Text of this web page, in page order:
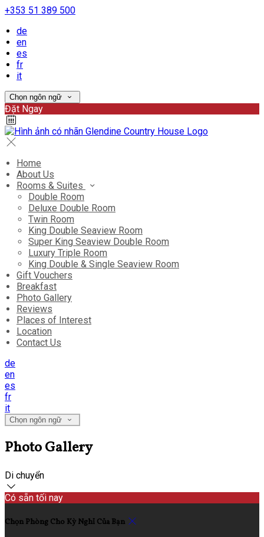
+353 51 389 500
de
en
es
fr
it
Chọn ngôn ngữ
Đặt Ngay
Home
About Us
Rooms & Suites
Double Room
Deluxe Double Room
Twin Room
King Double Seaview Room
Super King Seaview Double Room
Luxury Triple Room
King Double & Single Seaview Room
Gift Vouchers
Breakfast
Photo Gallery
Reviews
Places of Interest
Location
Contact Us
de
en
es
fr
it
Chọn ngôn ngữ
Photo Gallery
Di chuyển
Có sẵn tối nay
Chọn Phòng Cho Kỳ Nghỉ Của Bạn